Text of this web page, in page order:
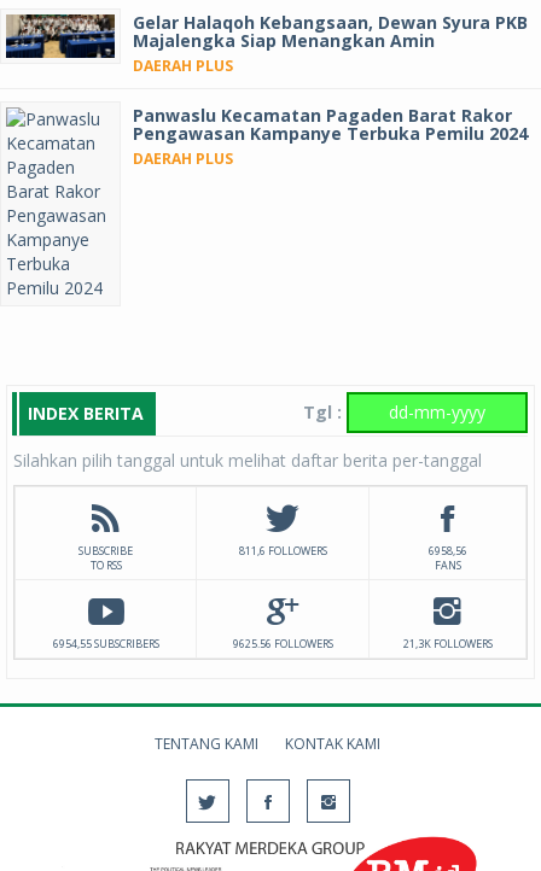
Gelar Halaqoh Kebangsaan, Dewan Syura PKB
Majalengka Siap Menangkan Amin
DAERAH PLUS
Panwaslu Kecamatan Pagaden Barat Rakor
Pengawasan Kampanye Terbuka Pemilu 2024
DAERAH PLUS
INDEX BERITA Tgl :
Silahkan pilih tanggal untuk melihat daftar berita per-tanggal
SUBSCRIBE
TO RSS
811,6 FOLLOWERS
6958,56
FANS
6954,55 SUBSCRIBERS 9625.56 FOLLOWERS 21,3K FOLLOWERS
TENTANG KAMI KONTAK KAMI